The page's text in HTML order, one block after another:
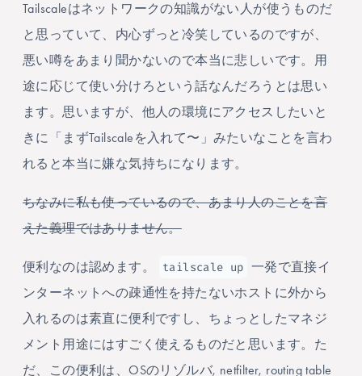
Tailscaleはネットワークの知識がない人が使うものだ
と思っていて、内心ずっと冷笑しているのですが、
悪い噂をあまり聞かないので本当に悲しいです。用
途に応じて使い分けろという話なんだろうとは思い
ます。思いますが、他人の環境にアクセスしたいと
きに「まずTailscaleを入れて〜」みたいなことを言わ
れると本当に嫌な気持ちになります。
ちなみに私も使っているので、あまり人のことを言
えた義理ではありません。
便利なのは認めます。 tailscale up 一発で直接イ
ンターネットへの疎通性を持たないホストに外から
入れるのは素直に便利ですし、ちょっとしたマネジ
メント用途にはすごく使えるものだと思います。た
だ、この便利は、OSのリゾルバ, netfilter, routing table